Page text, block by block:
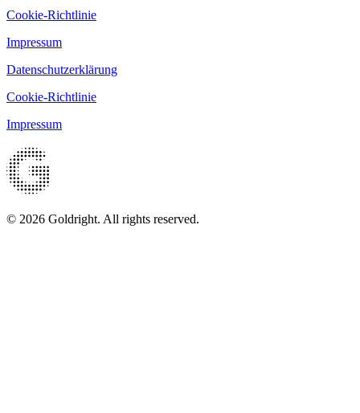
Cookie-Richtlinie
Impressum
Datenschutzerklärung
Cookie-Richtlinie
Impressum
© 2026 Goldright. All rights reserved.